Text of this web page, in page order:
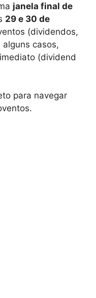
janela final de
29 e 30 de
(dividendos,
casos,
(dividend
para navegar